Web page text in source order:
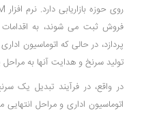
فروش ثبت می ‌شوند، به
‌پردازد، در حالی که اتوماسیون
تولید سرنخ و هدایت آنها به
در واقع، در فرآیند تبدیل یک